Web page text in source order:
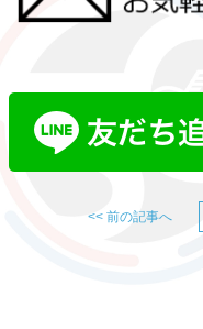
<< 前の記事へ